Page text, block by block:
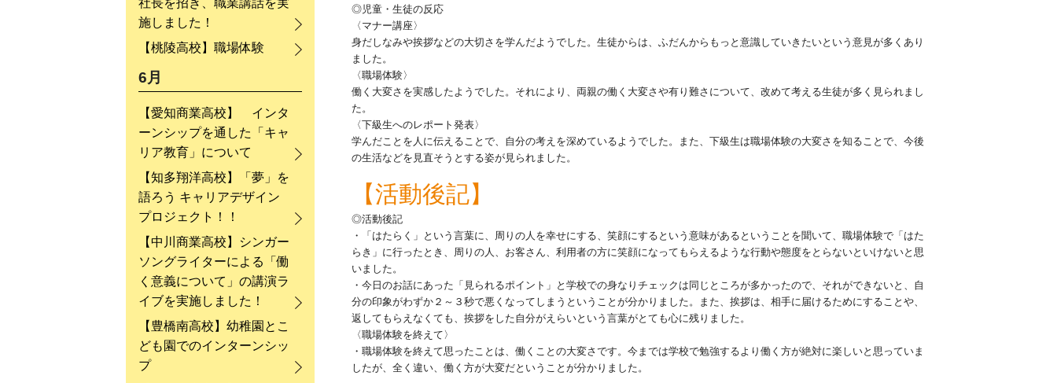
社長を招き、職業講話を実
施しました！
【桃陵高校】職場体験
6月
【愛知商業高校】 インタ
ーンシップを通した「キャ
リア教育」について
【知多翔洋高校】「夢」を
語ろう キャリアデザイン
プロジェクト！！
【中川商業高校】シンガー
ソングライターによる「働
く意義について」の講演ラ
イブを実施しました！
【豊橋南高校】幼稚園とこ
ども園でのインターンシッ
プ
◎児童・生徒の反応
〈マナー講座〉
身だしなみや挨拶などの大切さを学んだようでした。生徒からは、ふだんからもっと意識していきたいという意見が多くあり
ました。
〈職場体験〉
働く大変さを実感したようでした。それにより、両親の働く大変さや有り難さについて、改めて考える生徒が多く見られまし
た。
〈下級生へのレポート発表〉
学んだことを人に伝えることで、自分の考えを深めているようでした。また、下級生は職場体験の大変さを知ることで、今後
の生活などを見直そうとする姿が見られました。
【活動後記】
◎活動後記
・「はたらく」という言葉に、周りの人を幸せにする、笑顔にするという意味があるということを聞いて、職場体験で「はた
らき」に行ったとき、周りの人、お客さん、利用者の方に笑顔になってもらえるような行動や態度をとらないといけないと思
いました。
・今日のお話にあった「見られるポイント」と学校での身なりチェックは同じところが多かったので、それができないと、自
分の印象がわずか２～３秒で悪くなってしまうということが分かりました。また、挨拶は、相手に届けるためにすることや、
返してもらえなくても、挨拶をした自分がえらいという言葉がとても心に残りました。
〈職場体験を終えて〉
・職場体験を終えて思ったことは、働くことの大変さです。今までは学校で勉強するより働く方が絶対に楽しいと思っていま
したが、全く違い、働く方が大変だということが分かりました。